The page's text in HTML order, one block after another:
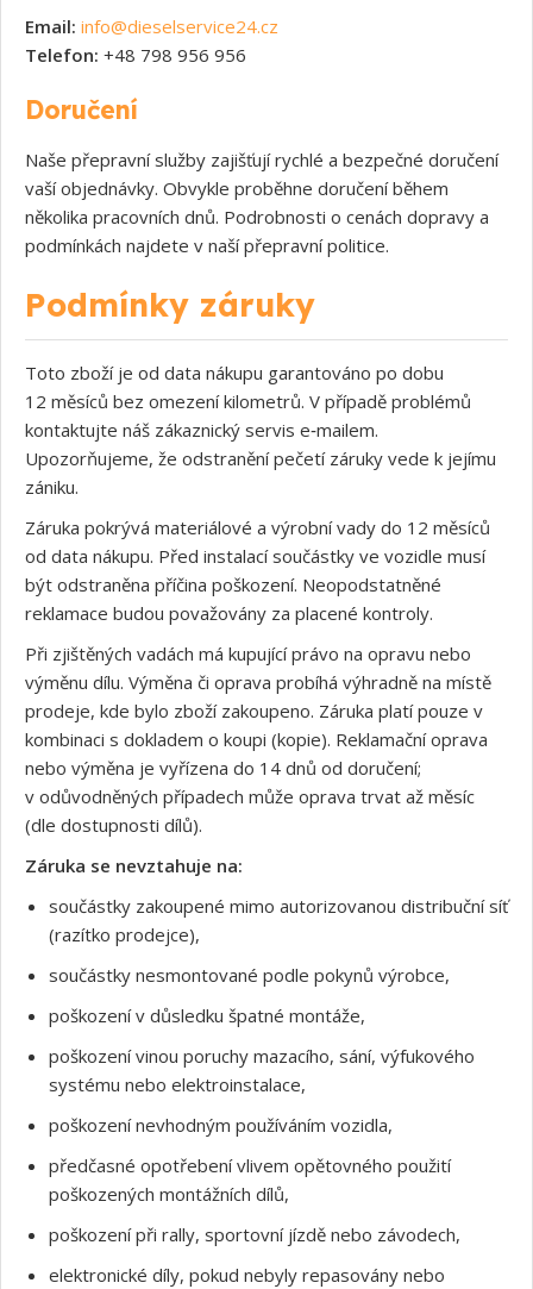
Email: info@dieselservice24.cz
Telefon: +48 798 956 956
Doručení
Naše přepravní služby zajišťují rychlé a bezpečné doručení
vaší objednávky. Obvykle proběhne doručení během
několika pracovních dnů. Podrobnosti o cenách dopravy a
podmínkách najdete v naší přepravní politice.
Podmínky záruky
Toto zboží je od data nákupu garantováno po dobu
12 měsíců bez omezení kilometrů. V případě problémů
kontaktujte náš zákaznický servis e‑mailem.
Upozorňujeme, že odstranění pečetí záruky vede k jejímu
zániku.
Záruka pokrývá materiálové a výrobní vady do 12 měsíců
od data nákupu. Před instalací součástky ve vozidle musí
být odstraněna příčina poškození. Neopodstatněné
reklamace budou považovány za placené kontroly.
Při zjištěných vadách má kupující právo na opravu nebo
výměnu dílu. Výměna či oprava probíhá výhradně na místě
prodeje, kde bylo zboží zakoupeno. Záruka platí pouze v
kombinaci s dokladem o koupi (kopie). Reklamační oprava
nebo výměna je vyřízena do 14 dnů od doručení;
v odůvodněných případech může oprava trvat až měsíc
(dle dostupnosti dílů).
Záruka se nevztahuje na:
součástky zakoupené mimo autorizovanou distribuční síť
(razítko prodejce),
součástky nesmontované podle pokynů výrobce,
poškození v důsledku špatné montáže,
poškození vinou poruchy mazacího, sání, výfukového
systému nebo elektroinstalace,
poškození nevhodným používáním vozidla,
předčasné opotřebení vlivem opětovného použití
poškozených montážních dílů,
poškození při rally, sportovní jízdě nebo závodech,
elektronické díly, pokud nebyly repasovány nebo